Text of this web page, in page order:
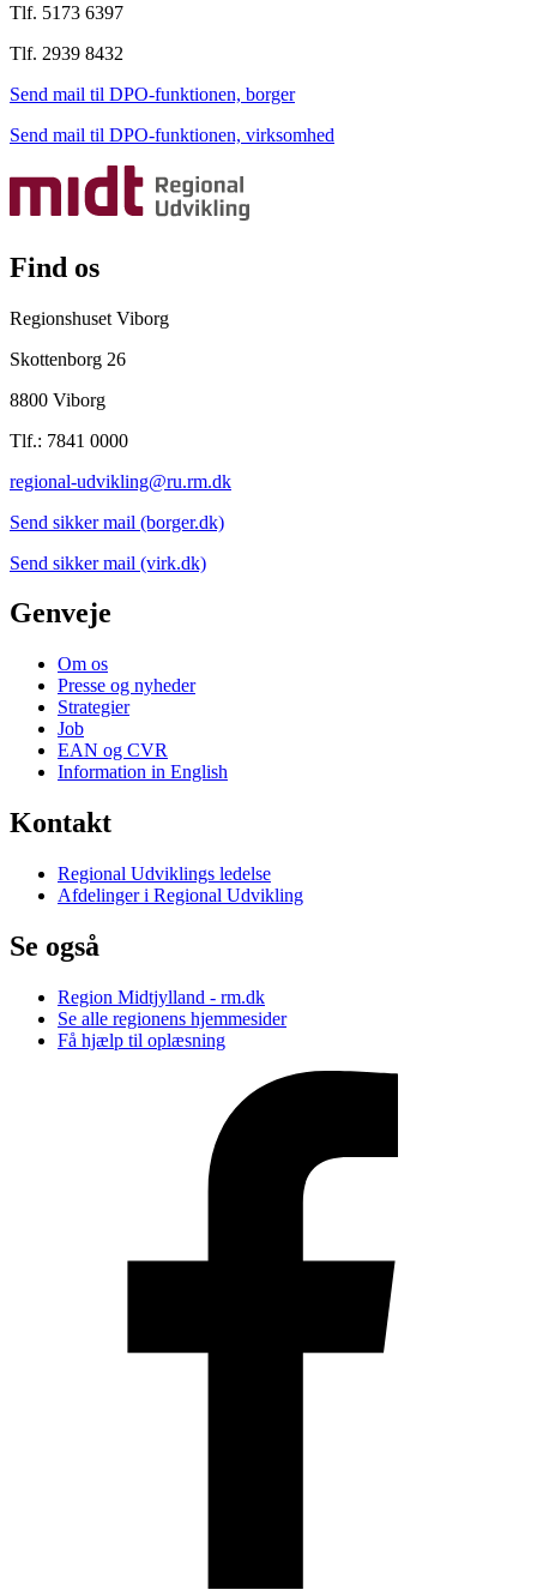
Tlf. 5173 6397
Tlf. 2939 8432
Send mail til DPO-funktionen, borger
Send mail til DPO-funktionen, virksomhed
Find os
Regionshuset Viborg
Skottenborg 26
8800 Viborg
Tlf.: 7841 0000
regional-udvikling@ru.rm.dk
Send sikker mail (borger.dk)
Send sikker mail (virk.dk)
Genveje
Om os
Presse og nyheder
Strategier
Job
EAN og CVR
Information in English
Kontakt
Regional Udviklings ledelse
Afdelinger i Regional Udvikling
Se også
Region Midtjylland - rm.dk
Se alle regionens hjemmesider
Få hjælp til oplæsning